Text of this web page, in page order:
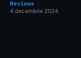
Reviews
4 decembrie 2024